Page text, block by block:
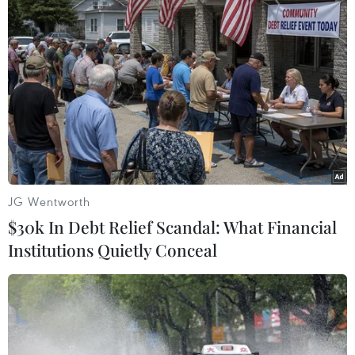
Động đất 5,9 độ Richter ở Nhật Bản làm
rung chuyển Fukushima
Vào lúc 9 giờ 29 phút giờ GMT (tức 16 giờ 29 giờ Việt
Nam) đã xảy ra một trận động đất mạnh 5,9 độ Richter
cách Iwaki của đảo Honshu (Nhật Bản) 68km về phía
Đông-Đông Bắc.
JG Wentworth
$30k In Debt Relief Scandal: What Financial
Institutions Quietly Conceal